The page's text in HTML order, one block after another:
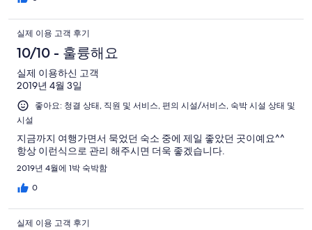
실제 이용 고객 후기
10/10 - 훌륭해요
실제 이용하신 고객
2019년 4월 3일
좋아요: 청결 상태, 직원 및 서비스, 편의 시설/서비스, 숙박 시설 상태 및
시설
지금까지 여행가면서 묵었던 숙소 중에 제일 좋았던 곳이예요^^
항상 이런식으로 관리 해주시면 더욱 좋겠습니다.
2019년 4월에 1박 숙박함
0
실제 이용 고객 후기